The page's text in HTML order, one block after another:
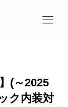
(～2025
ク内装対